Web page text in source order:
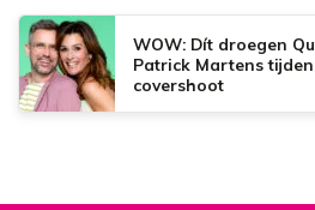
WOW: Dít droegen
Patrick Martens
covershoot